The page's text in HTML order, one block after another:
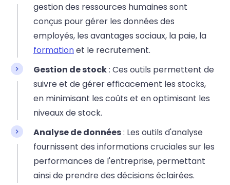
gestion des ressources humaines sont
conçus pour gérer les données des
employés, les avantages sociaux, la paie, la
formationet le recrutement.
Gestion de stock: Ces outils permettent de
suivre et de gérer efficacement les stocks,
en minimisant les coûts et en optimisant les
niveaux de stock.
Analyse de données: Les outils d'analyse
fournissent des informations cruciales sur les
performances de l'entreprise, permettant
ainsi de prendre des décisions éclairées.